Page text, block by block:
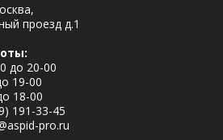
проезд д.1
до 20-00
19-00
18-00
191-33-45
pro.ru